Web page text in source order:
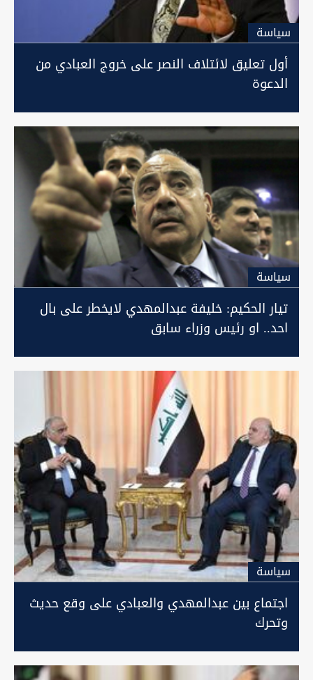
سیاسة
أول تعليق لائتلاف النصر على خروج العبادي من
الدعوة
سیاسة
تيار الحكيم: خليفة عبدالمهدي لايخطر على بال
احد.. او رئيس وزراء سابق
سیاسة
اجتماع بين عبدالمهدي والعبادي على وقع حديث
وتحرك